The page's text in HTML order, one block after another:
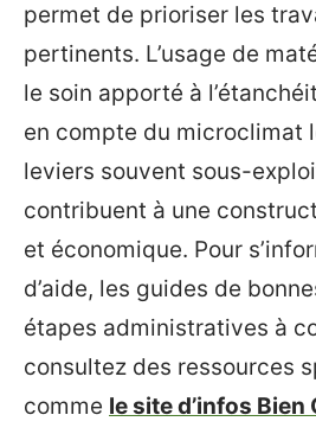
permet de prioriser les
pertinents. L’usage de
le soin apporté à
en compte du microclimat
leviers souvent sous-
contribuent à une
et économique. Pour
d’aide, les guides de
étapes administratives à
consultez des ressources
comme le site d’infos